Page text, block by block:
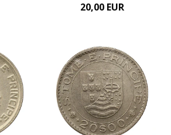
20,00 EUR